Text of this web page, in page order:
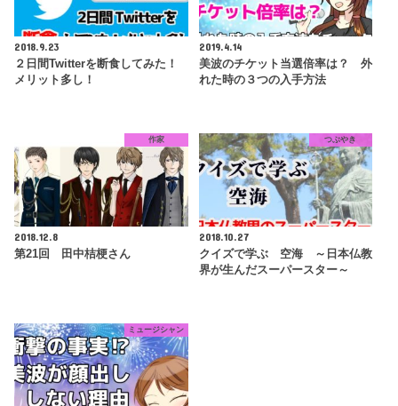
2018.9.23
２日間Twitterを断食してみた！
メリット多し！
2019.4.14
美波のチケット当選倍率は？ 外
れた時の３つの入手方法
作家
2018.12.8
第21回 田中桔梗さん
つぶやき
2018.10.27
クイズで学ぶ 空海 ～日本仏教
界が生んだスーパースター～
ミュージシャン